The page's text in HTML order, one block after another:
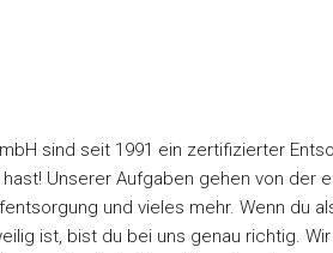
sind seit 1991 ein zertifizierter
Unserer Aufgaben gehen von der
und vieles mehr. Wenn du
ist, bist du bei uns genau richtig.